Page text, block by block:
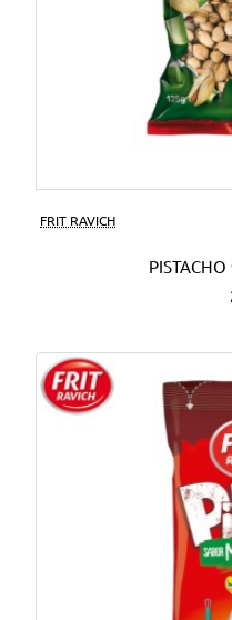
FRIT RAVICH
PISTACHO